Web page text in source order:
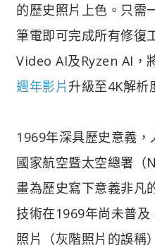
的歷史照片上色。只需
筆電即可完成所有修復
Video AI及Ryzen AI，
週年影片 升級至4K解析
1969年深具歷史意義
國家航空暨太空總署（
畫為歷史寫下意義非凡
技術在1969年尚未普及
照片（灰階照片的誤稱